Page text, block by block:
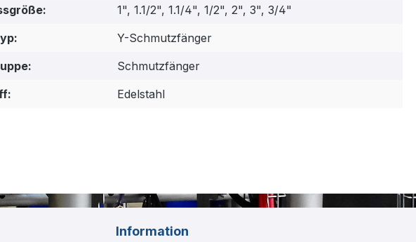
1", 1.1/2", 1.1/4", 1/2", 2", 3", 3/4"
Y-Schmutzfänger
Schmutzfänger
Edelstahl
Information